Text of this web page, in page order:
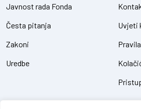
Javnost rada Fonda
Česta pitanja
Zakoni
Uredbe
Uvjeti